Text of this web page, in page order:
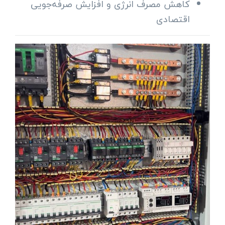
کاهش مصرف انرژی و افزایش صرفه‌جویی
اقتصادی